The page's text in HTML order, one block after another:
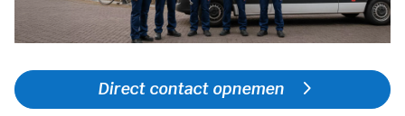
Direct contact opnemen